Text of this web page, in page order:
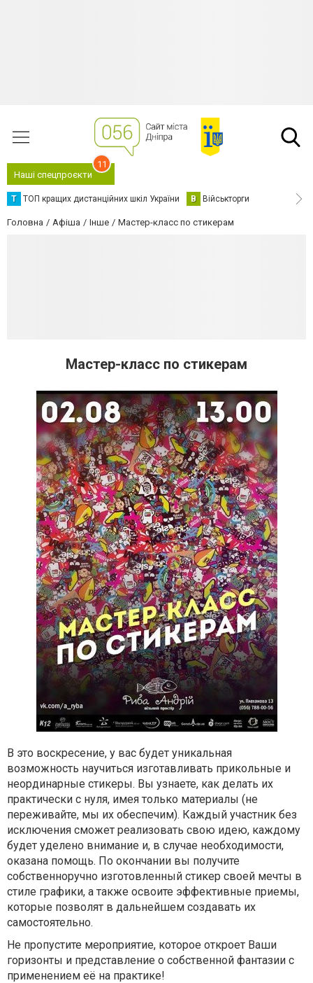
Наші спецпроєкти
11
Т ТОП кращих дистанційних шкіл України В Військторги
Головна Афіша Інше Мастер-класс по стикерам
Мастер-класс по стикерам
В это воскресение, у вас будет уникальная
возможность научиться изготавливать прикольные и
неординарные стикеры. Вы узнаете, как делать их
практически с нуля, имея только материалы (не
переживайте, мы их обеспечим). Каждый участник без
исключения сможет реализовать свою идею, каждому
будет уделено внимание и, в случае необходимости,
оказана помощь. По окончании вы получите
собственноручно изготовленный стикер своей мечты в
стиле графики, а также освоите эффективные приемы,
которые позволят в дальнейшем создавать их
самостоятельно.
Не пропустите мероприятие, которое откроет Ваши
горизонты и представление о собственной фантазии с
применением её на практике!